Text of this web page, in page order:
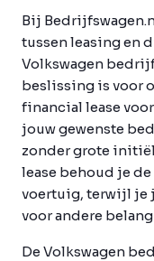
Bij
tussen leasing en
Volkswagen
beslissing is voor
financial lease
jouw gewenste
zonder grote
lease behoud je
voertuig, terwijl je
voor andere
De Volkswagen